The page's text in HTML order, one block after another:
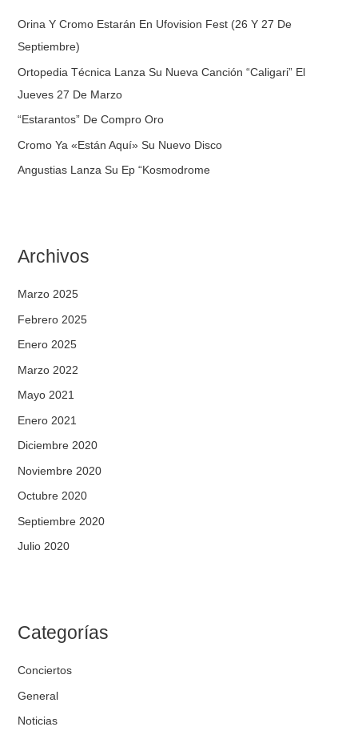
P
O
R
:
Orina Y Cromo Estarán En Ufovision Fest (26 Y 27 De
Septiembre)
Ortopedia Técnica Lanza Su Nueva Canción “Caligari” El
Jueves 27 De Marzo
“Estarantos” De Compro Oro
Cromo Ya «Están Aquí» Su Nuevo Disco
Angustias Lanza Su Ep “Kosmodrome
Archivos
Marzo 2025
Febrero 2025
Enero 2025
Marzo 2022
Mayo 2021
Enero 2021
Diciembre 2020
Noviembre 2020
Octubre 2020
Septiembre 2020
Julio 2020
Categorías
Conciertos
General
Noticias